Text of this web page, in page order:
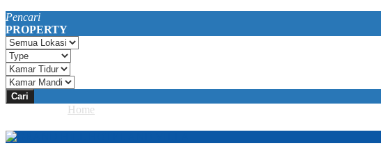
Pencari
PROPERTY
Cari
Home